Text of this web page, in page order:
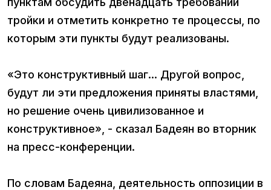
тройки и отметить конкретно те процессы, по
которым эти пункты будут реализованы.
«Это конструктивный шаг... Другой вопрос,
будут ли эти предложения приняты властями,
но решение очень цивилизованное и
конструктивное», - сказал Бадеян во вторник
на пресс-конференции.
По словам Бадеяна, деятельность оппозиции в